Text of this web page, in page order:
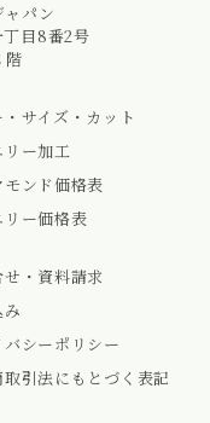
パン
目8番2号
階
・サイズ・カット
リー加工
モンド価格表
リー価格表
せ・資料請求
バシーポリシー
取引法にもとづく表記